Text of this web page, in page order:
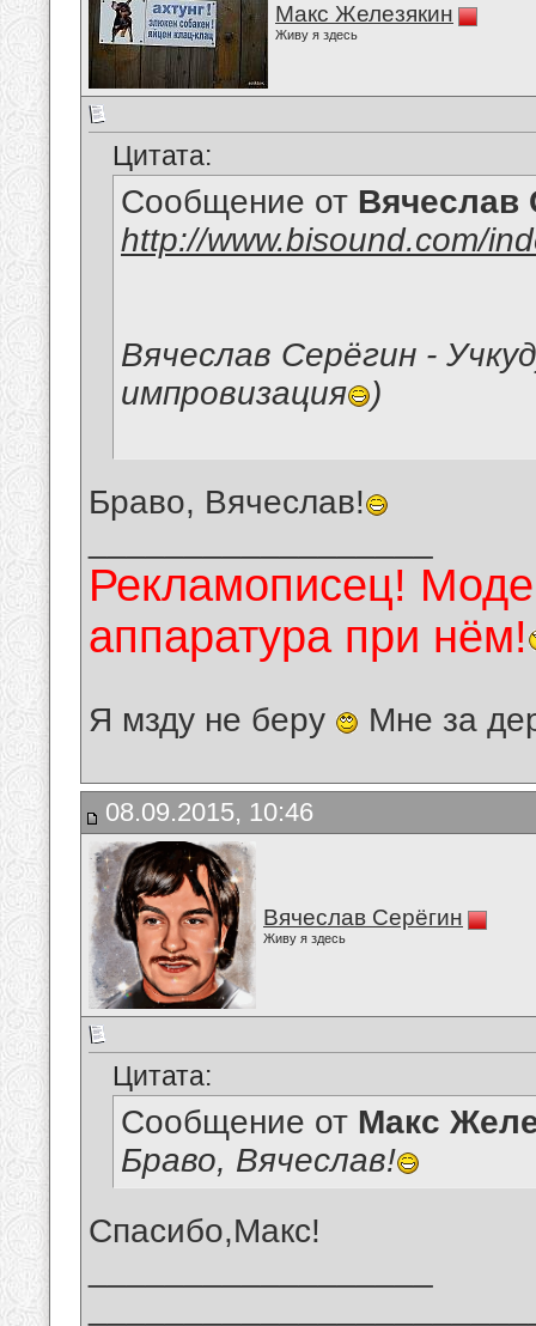
Макс Железякин
Живу я здесь
Цитата:
Сообщение от Вячеслав
http://www.bisound.com/
Вячеслав Серёгин -
импровизация
)
Браво, Вячеслав!
Рекламописец!
аппаратура при нём!
Я мзду не беру Мне за
08.09.2015, 10:46
Вячеслав Серёгин
Живу я здесь
Цитата:
Сообщение от Макс
Браво, Вячеслав!
Спасибо,Макс!